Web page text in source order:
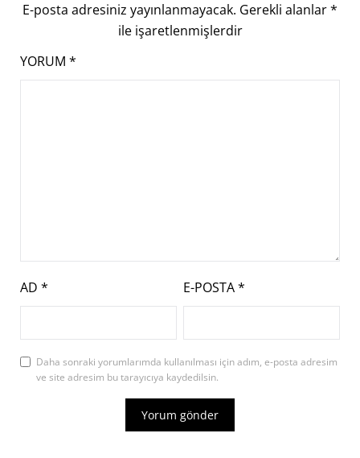
E-posta adresiniz yayınlanmayacak. Gerekli alanlar*
ile işaretlenmişlerdir
YORUM *
AD * E-POSTA*
Daha sonraki yorumlarımda kullanılması için adım, e-posta adresim
ve site adresim bu tarayıcıya kaydedilsin.